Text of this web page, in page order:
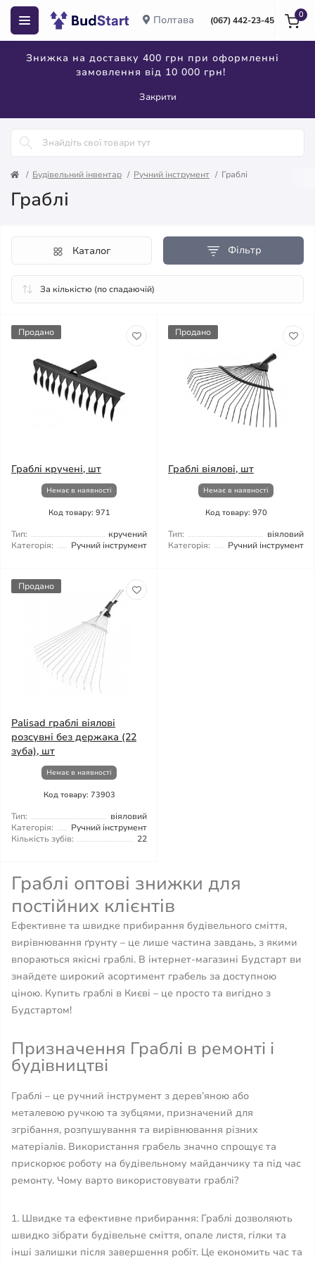
Полтава (067) 442-23-45
Знижка на доставку 400 грн при оформленні
замовлення від 10 000 грн!
Закрити
0
Будівельний інвентар Ручний інструмент Граблі
Граблі
Фільтр
Каталог
Продано
Граблі кручені, шт
Немає в наявності
Код товару: 971
Тип:
кручений
Категорія:
Ручний інструмент
Продано
Граблі віялові, шт
Немає в наявності
Код товару: 970
Тип:
віяловий
Категорія:
Ручний інструмент
Продано
Palisad граблі віялові
розсувні без держака (22
зуба), шт
Немає в наявності
Код товару: 73903
Тип:
віяловий
Категорія:
Ручний інструмент
Кількість зубів:
22
Граблі оптові знижки для
постійних клієнтів
Ефективне та швидке прибирання будівельного сміття,
вирівнювання ґрунту – це лише частина завдань, з якими
впораються якісні граблі. В інтернет-магазині Будстарт ви
знайдете широкий асортимент грабель за доступною
ціною. Купить граблі в Києві – це просто та вигідно з
Будстартом!
Призначення Граблі в ремонті і
будівництві
Граблі – це ручний інструмент з дерев’яною або
металевою ручкою та зубцями, призначений для
згрібання, розпушування та вирівнювання різних
матеріалів. Використання грабель значно спрощує та
прискорює роботу на будівельному майданчику та під час
ремонту. Чому варто використовувати граблі?
1. Швидке та ефективне прибирання: Граблі дозволяють
швидко зібрати будівельне сміття, опале листя, гілки та
інші залишки після завершення робіт. Це економить час та